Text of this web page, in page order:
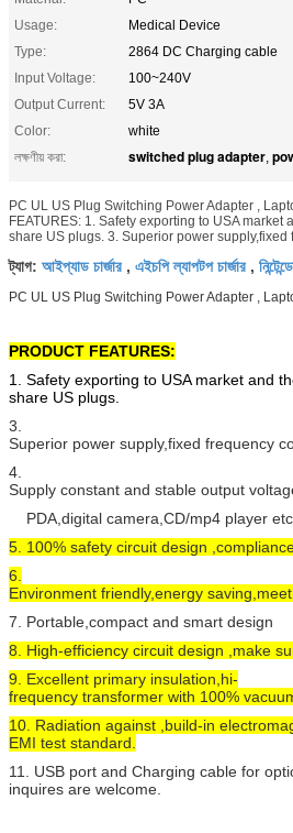
Usage:
Medical Device
Type:
2864 DC Charging cable
Input Voltage:
100~240V
Output Current:
5V 3A
Color:
white
লক্ষণীয় করা:
switched plug adapter,
PC UL US Plug Switching Power Adapter ,
FEATURES: 1. Safety exporting to USA market
share US plugs. 3. Superior power supply,fixed
ট্যাগ: আইপ্যাড চার্জার , এইচপি ল্যাপটপ চার্জার ,
PC UL US Plug Switching Power Adapter ,
PRODUCT FEATURES:
1. Safety exporting to USA market and
share US plugs.
3.
Superior power supply,fixed frequency
4.
Supply constant and stable output
PDA,digital camera,CD/mp4 player etc
5. 100% safety circuit design
6.
Environment friendly,energy
7. Portable,compact and smart design
8. High-efficiency circuit design ,make
9. Excellent primary insulation,hi-
frequency transformer with 100%
10. Radiation against ,build-in
EMI test standard.
11. USB port and Charging cable for
inquires are welcome.